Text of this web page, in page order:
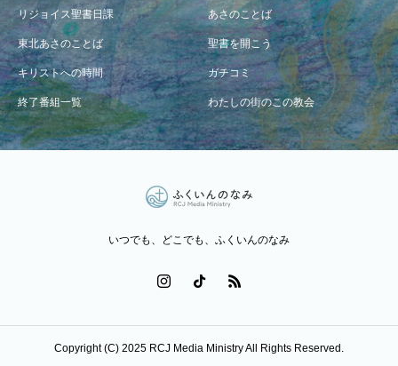
リジョイス聖書日課 あさのことば
東北あさのことば 聖書を開こう
キリストへの時間 ガチコミ
終了番組一覧 わたしの街のこの教会
いつでも、どこでも、ふくいんのなみ
Copyright (C) 2025 RCJ Media Ministry All Rights Reserved.